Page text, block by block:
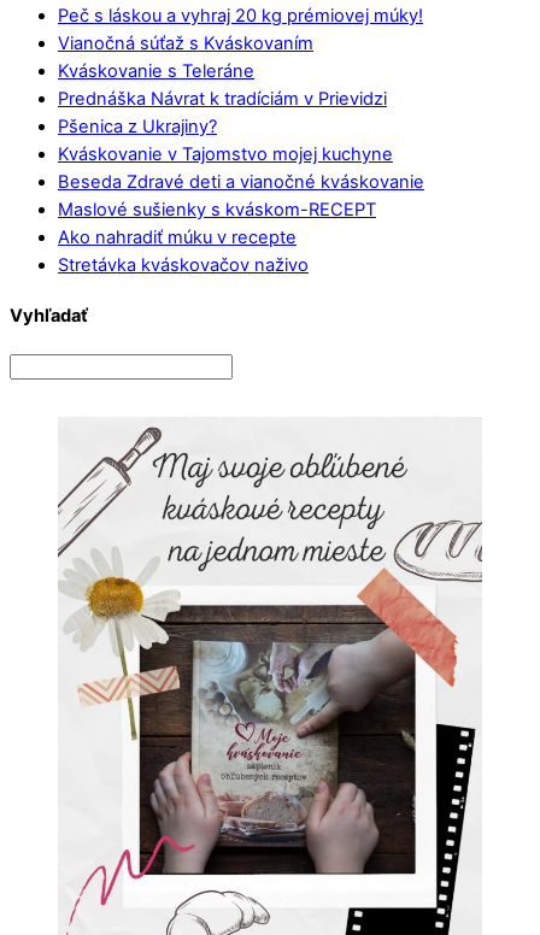
Peč s láskou a vyhraj 20 kg prémiovej múky!
Vianočná súťaž s Kváskovaním
Kváskovanie s Teleráne
Prednáška Návrat k tradíciám v Prievidzi
Pšenica z Ukrajiny?
Kváskovanie v Tajomstvo mojej kuchyne
Beseda Zdravé deti a vianočné kváskovanie
Maslové sušienky s kváskom-RECEPT
Ako nahradiť múku v recepte
Stretávka kváskovačov naživo
Vyhľadať